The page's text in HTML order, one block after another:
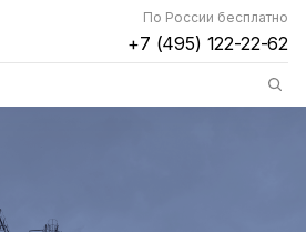
По России бесплатно
+7 (495) 122-22-62